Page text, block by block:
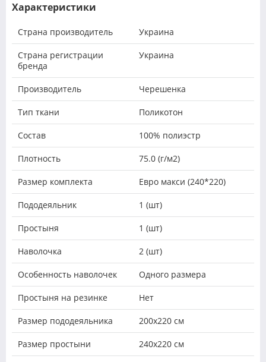
Характеристики
Страна производитель Украина
Страна регистрации
бренда
Украина
Производитель Черешенка
Тип ткани Поликотон
Состав 100% полиэстр
Плотность 75.0 (г/м2)
Размер комплекта Евро макси (240*220)
Пододеяльник 1 (шт)
Простыня 1 (шт)
Наволочка 2 (шт)
Особенность наволочек Одного размера
Простыня на резинке Нет
Размер пододеяльника 200х220 см
Размер простыни 240х220 см